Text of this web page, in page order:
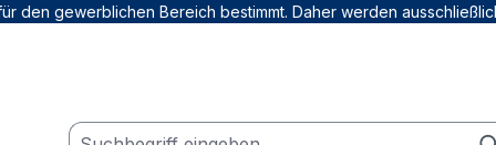
den gewerblichen Bereich bestimmt. Daher werden